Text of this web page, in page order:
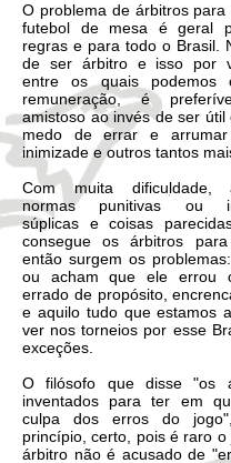
O problema de árbitros
futebol de mesa é geral
regras e para todo o Brasil.
de ser árbitro e isso por
entre os quais podemos
remuneração, é
amistoso ao invés de ser útil
medo de errar e arrumar
inimizade e outros tantos
Com muita dificuldade,
normas punitivas ou
súplicas e coisas
consegue os árbitros
então surgem os
ou acham que ele errou
errado de propósito,
e aquilo tudo que estamos
ver nos torneios por esse
exceções.
O filósofo que disse "os
inventados para ter em
culpa dos erros do
princípio, certo, pois é raro
árbitro não é acusado de